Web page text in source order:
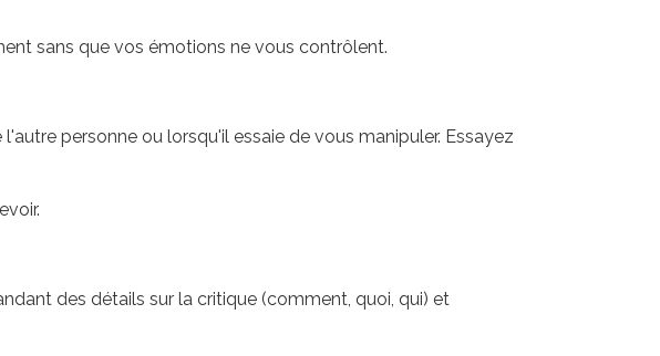
sans que vos émotions ne vous contrôlent.
personne ou lorsqu'il essaie de vous manipuler. Essayez
des détails sur la critique (comment, quoi, qui) et